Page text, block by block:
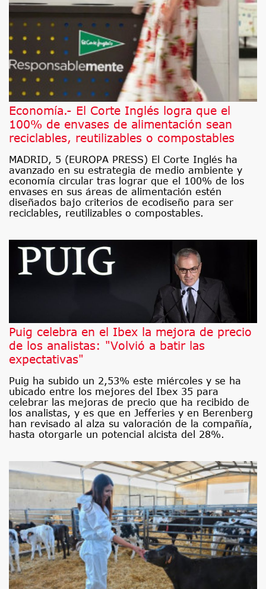
Economía.- El Corte Inglés logra que el
100% de envases de alimentación sean
reciclables, reutilizables o compostables
MADRID, 5 (EUROPA PRESS) El Corte Inglés ha
avanzado en su estrategia de medio ambiente y
economía circular tras lograr que el 100% de los
envases en sus áreas de alimentación estén
diseñados bajo criterios de ecodiseño para ser
reciclables, reutilizables o compostables.
Puig celebra en el Ibex la mejora de precio
de los analistas: "Volvió a batir las
expectativas"
Puig ha subido un 2,53% este miércoles y se ha
ubicado entre los mejores del Ibex 35 para
celebrar las mejoras de precio que ha recibido de
los analistas, y es que en Jefferies y en Berenberg
han revisado al alza su valoración de la compañía,
hasta otorgarle un potencial alcista del 28%.